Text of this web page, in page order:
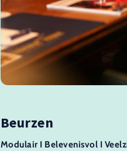
Beurzen
Modulair I Belevenisvol I